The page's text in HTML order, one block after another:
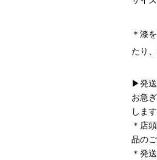
＊漆
たり
▶発
お急
します
＊店
品の
＊発